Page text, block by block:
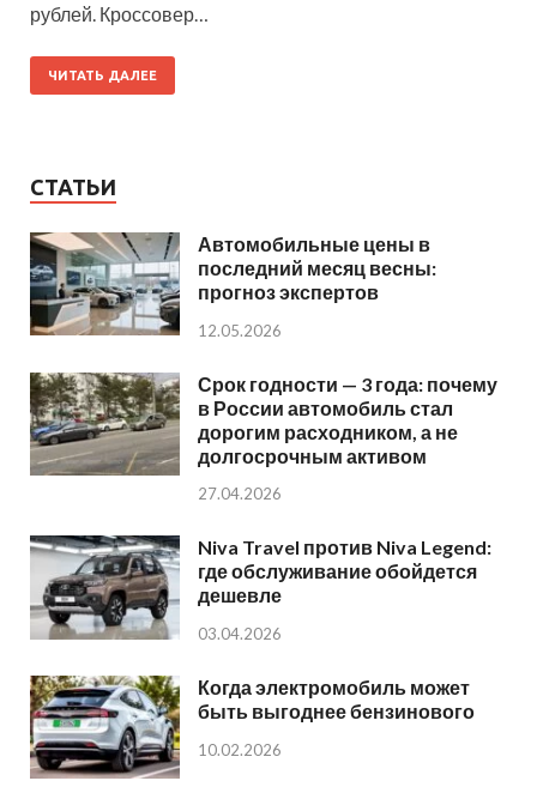
рублей. Кроссовер…
ЧИТАТЬ ДАЛЕЕ
СТАТЬИ
Автомобильные цены в
последний месяц весны:
прогноз экспертов
12.05.2026
Срок годности — 3 года: почему
в России автомобиль стал
дорогим расходником, а не
долгосрочным активом
27.04.2026
Niva Travel против Niva Legend:
где обслуживание обойдется
дешевле
03.04.2026
Когда электромобиль может
быть выгоднее бензинового
10.02.2026